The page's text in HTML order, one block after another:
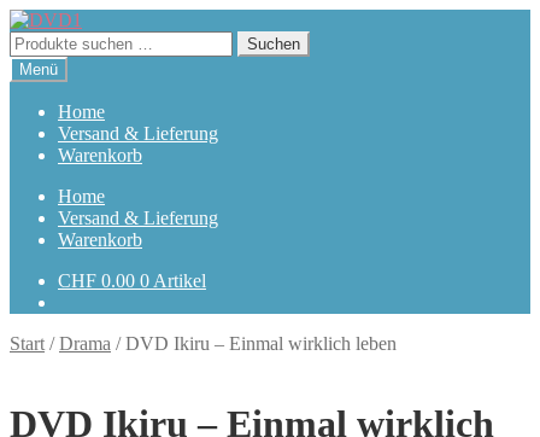
Zur
Navigation
springen
Zum
Inhalt
springen
Suchen
nach:
Suchen
Menü
Home
Versand & Lieferung
Warenkorb
Home
Versand & Lieferung
Warenkorb
CHF 0.00 0 Artikel
Start /Drama /DVD Ikiru – Einmal wirklich leben
DVD Ikiru – Einmal wirklich